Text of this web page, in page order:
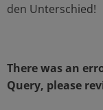
den Unterschied!
There was an
Query, please